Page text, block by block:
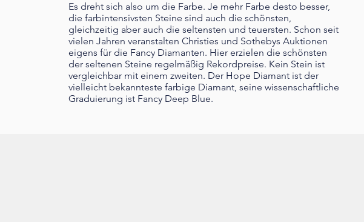
​Es dreht sich also um die Farbe. Je mehr Farbe desto besser,
die farbintensivsten Steine sind auch die schönsten,
gleichzeitig aber auch die seltensten und teuersten. Schon seit
vielen Jahren veranstalten Christies und Sothebys Auktionen
eigens für die Fancy Diamanten. Hier erzielen die schönsten
der seltenen Steine regelmäßig Rekordpreise. Kein Stein ist
vergleichbar mit einem zweiten. Der Hope Diamant ist der
vielleicht bekannteste farbige Diamant, seine wissenschaftliche
Graduierung ist Fancy Deep Blue.